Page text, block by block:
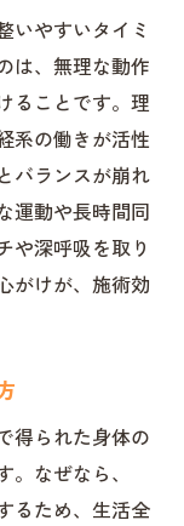
いやすいタイミ
は、無理な動作
ることです。理
系の働きが活性
バランスが崩れ
運動や長時間同
や深呼吸を取り
がけが、施術効
得られた身体の
なぜなら、
るため、生活全